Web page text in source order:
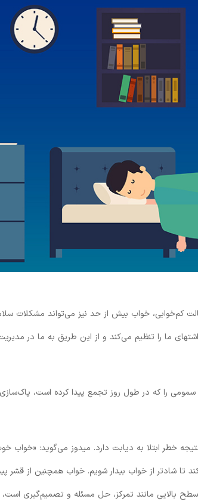
کم‌خوابی، خواب بیش از حد نیز می‌تواند مشکلات
ما را تنظیم می‌کند و از این طریق به ما در
را که در طول روز تجمع پیدا کرده است،
ابتلا به دیابت دارد. میدوز می‌گوید: «خواب خوب
تا شادتر از خواب بیدار شویم. خواب همچنین از قشر
سطح بالایی مانند تمرکز، حل مسئله و تصمیم‌گیری